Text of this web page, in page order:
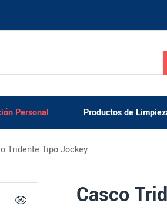
Personal Productos de
Tridente Tipo Jockey
Casco